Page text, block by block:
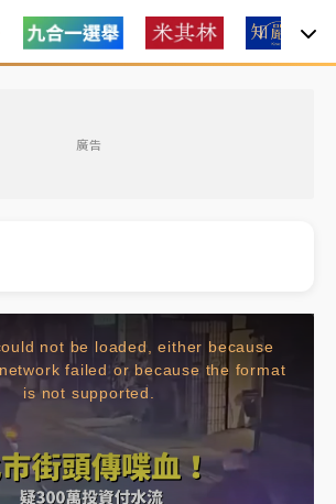
廣告
謝
運科計畫」人體實驗黑幕 運動部不追
天上路 4大鬆綁一次看
董座離奇命喪豪宅！檢警3方向追出前
鍵曝
not be loaded, either because
failed or because the format
is not supported.